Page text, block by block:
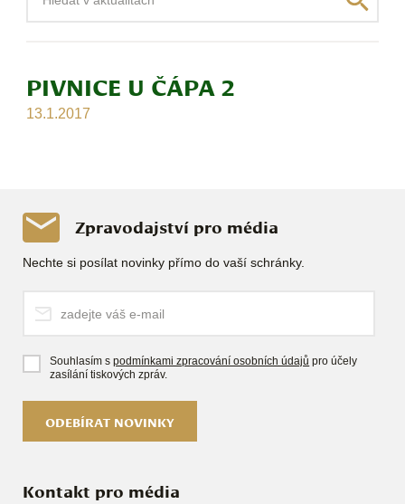
PIVNICE U ČÁPA 2
13.1.2017
Zpravodajství pro média
Nechte si posílat novinky přímo do vaší schránky.
Souhlasím spodmínkami zpracování osobních údajů pro účely
zasílání tiskových zpráv.
ODEBÍRAT NOVINKY
Kontakt pro média